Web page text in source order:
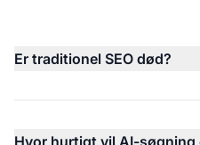
Er traditionel SEO død?
Hvor hurtigt vil AI-søgning